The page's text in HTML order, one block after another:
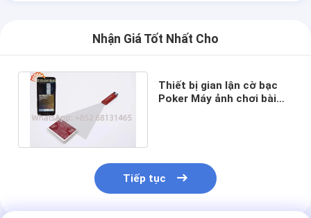
Nhận Giá Tốt Nhất Cho
Thiết bị gian lận cờ bạc
Poker Máy ảnh chơi bài
Tiếp tục